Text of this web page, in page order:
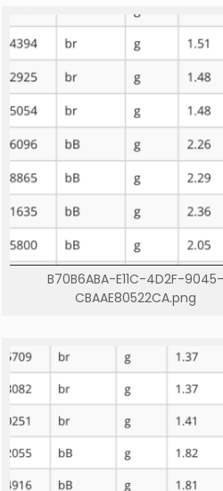
B70B6ABA-E11C-4D2F-9045-
CBAAE80522CA.png